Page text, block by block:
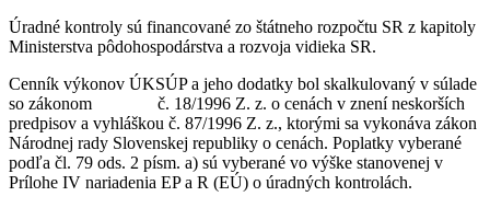
Úradné kontroly sú financované zo štátneho rozpočtu SR z kapitoly
Ministerstva pôdohospodárstva a rozvoja vidieka SR.
Cenník výkonov ÚKSÚP a jeho dodatky bol skalkulovaný v súlade
so zákonom č. 18/1996 Z. z. o cenách v znení neskorších
predpisov a vyhláškou č. 87/1996 Z. z., ktorými sa vykonáva zákon
Národnej rady Slovenskej republiky o cenách. Poplatky vyberané
podľa čl. 79 ods. 2 písm. a) sú vyberané vo výške stanovenej v
Prílohe IV nariadenia EP a R (EÚ) o úradných kontrolách.